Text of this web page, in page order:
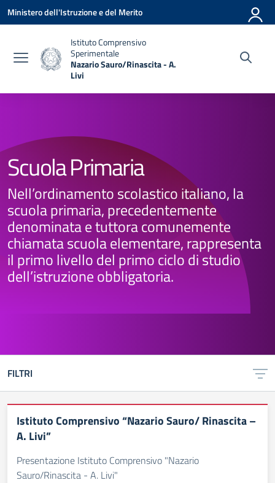
Vai ai contenuti
Vai al menu di navigazione
Vai al footer
Ministero dell'Istruzione e del Merito
Istituto Comprensivo
Sperimentale
Nazario Sauro/Rinascita - A.
Livi
Scuola Primaria
Nell’ordinamento scolastico italiano, la
scuola primaria, precedentemente
denominata e tuttora comunemente
chiamata scuola elementare, rappresenta
il primo livello del primo ciclo di studio
dell’istruzione obbligatoria.
FILTRI
Istituto Comprensivo “Nazario Sauro/ Rinascita –
A. Livi”
Presentazione Istituto Comprensivo "Nazario
Sauro/Rinascita - A. Livi"